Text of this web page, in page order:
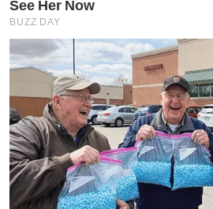
See Her Now
BUZZ DAY